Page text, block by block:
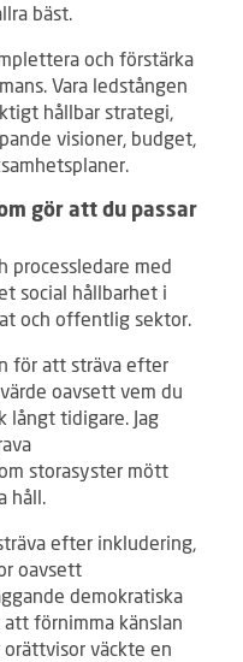
bäst.
och förstärka
Vara ledstången
hållbar strategi,
visioner, budget,
gör att du passar
processledare med
social hållbarhet i
och offentlig sektor.
för att sträva efter
oavsett vem du
långt tidigare. Jag
storasyster mött
håll.
efter inkludering,
oavsett
demokratiska
förnimma känslan
orättvisor väckte en